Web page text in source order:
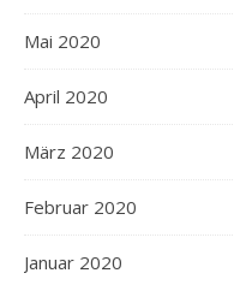
Mai 2020
April 2020
März 2020
Februar 2020
Januar 2020